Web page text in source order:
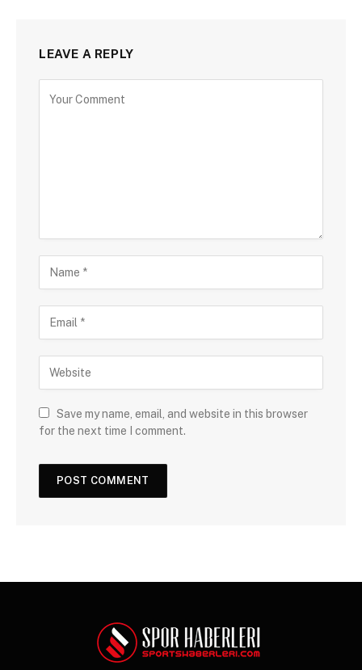
LEAVE A REPLY
Save my name, email, and website in this browser
for the next time I comment.